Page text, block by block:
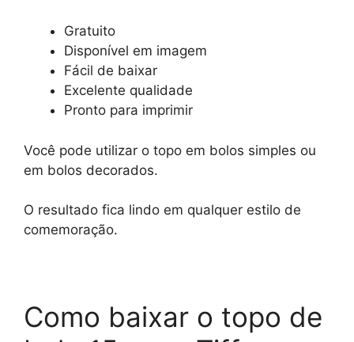
Gratuito
Disponível em imagem
Fácil de baixar
Excelente qualidade
Pronto para imprimir
Você pode utilizar o topo em bolos simples ou
em bolos decorados.
O resultado fica lindo em qualquer estilo de
comemoração.
Como baixar o topo de